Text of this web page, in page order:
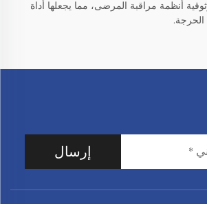
أنظمة مراقبة المرضى، مما يجعلها أداة
الحرجة.
إرسال